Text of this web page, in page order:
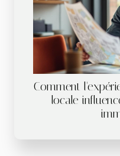
Comment
locale